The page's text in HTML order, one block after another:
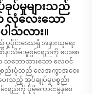
ပ်မှုများသည်
လုံလေးသော
သလား။
ပိုင်းဒေသရှိ အနားယူရေး
န်းသိမ်းမှုစွမ်းရည်ကို ပေးစေ
သဘောထားသော လေဝင်
ည်းပုံသည် လေအကွာအဝေး
ေးသည့် အုပ်ချုပ်မှုပစ္စည်း
မ်းရည်ကို ပိုမိုကောင်းမွန်စေ